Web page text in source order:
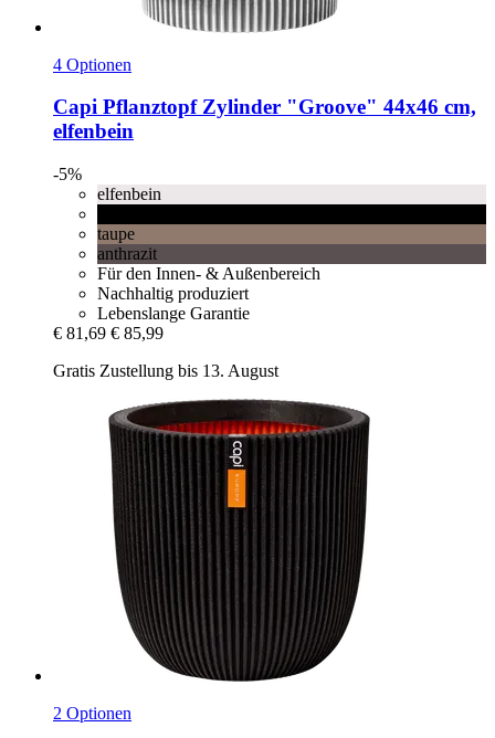
4 Optionen
Capi Pflanztopf Zylinder "Groove" 44x46 cm,
elfenbein
-5%
elfenbein
taupe
anthrazit
Für den Innen- & Außenbereich
Nachhaltig produziert
Lebenslange Garantie
€ 81,69 € 85,99
Gratis Zustellung bis 13. August
2 Optionen